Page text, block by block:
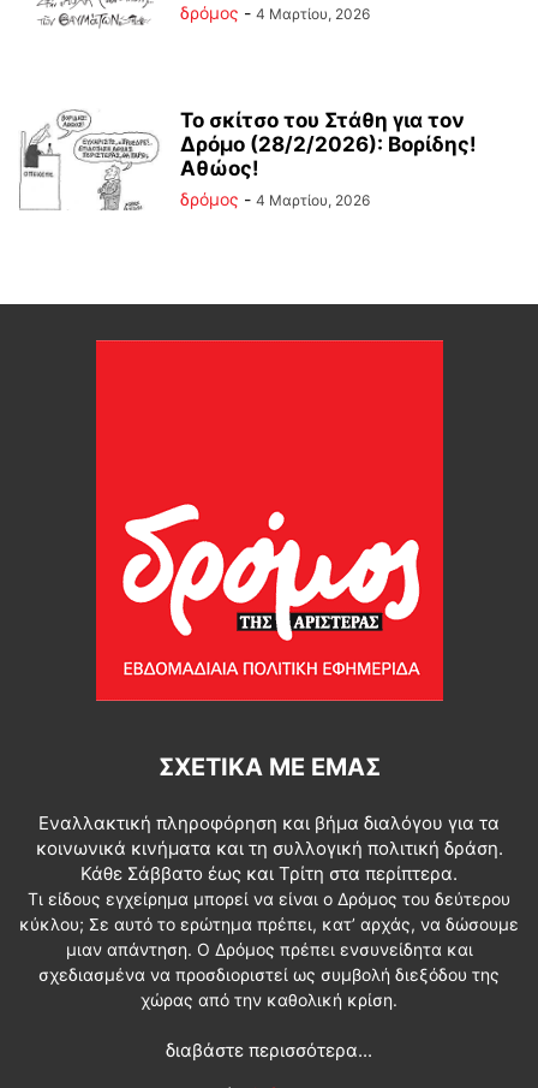
δρόμος - 4 Μαρτίου, 2026
Το σκίτσο του Στάθη για τον
Δρόμο (28/2/2026): Βορίδης!
Αθώος!
δρόμος - 4 Μαρτίου, 2026
ΣΧΕΤΙΚΆ ΜΕ ΕΜΆΣ
Εναλλακτική πληροφόρηση και βήμα διαλόγου για τα
κοινωνικά κινήματα και τη συλλογική πολιτική δράση.
Κάθε Σάββατο έως και Τρίτη στα περίπτερα.
Τι είδους εγχείρημα μπορεί να είναι ο Δρόμος του δεύτερου
κύκλου; Σε αυτό το ερώτημα πρέπει, κατ’ αρχάς, να δώσουμε
μιαν απάντηση. Ο Δρόμος πρέπει ενσυνείδητα και
σχεδιασμένα να προσδιοριστεί ως συμβολή διεξόδου της
χώρας από την καθολική κρίση.
διαβάστε περισσότερα...